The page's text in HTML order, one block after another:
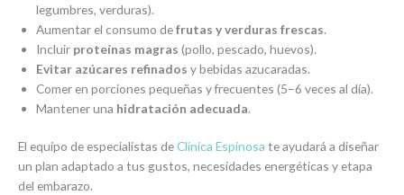
legumbres, verduras).
Aumentar el consumo defrutas y verduras frescas.
Incluir proteínas magras (pollo, pescado, huevos).
Evitar azúcares refinados y bebidas azucaradas.
Comer en porciones pequeñas y frecuentes (5–6 veces al día).
Mantener una hidratación adecuada.
El equipo de especialistas deClínica Espinosa te ayudará a diseñar
un plan adaptado a tus gustos, necesidades energéticas y etapa
del embarazo.